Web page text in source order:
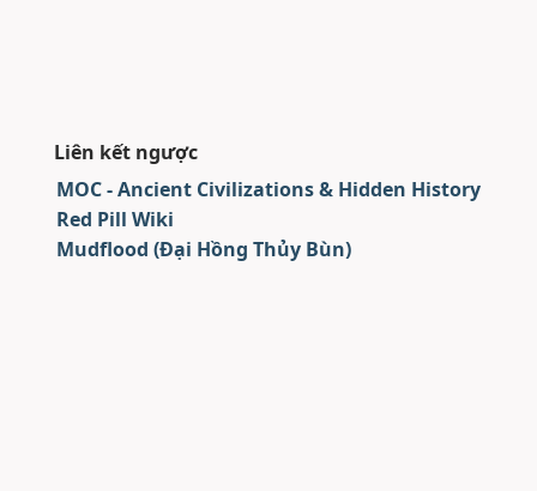
Liên kết ngược
MOC - Ancient Civilizations & Hidden History
Red Pill Wiki
Mudflood (Đại Hồng Thủy Bùn)